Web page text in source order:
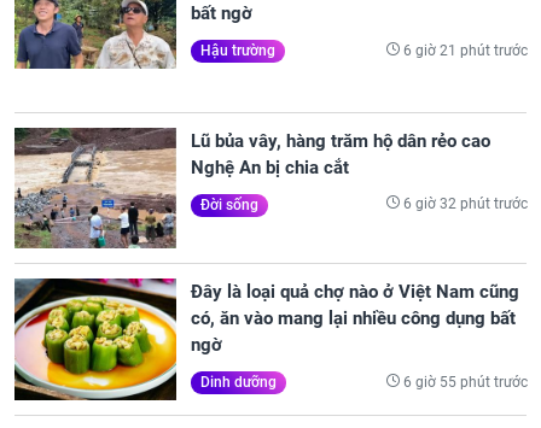
bất ngờ
Hậu trường 6 giờ 21 phút trước
Lũ bủa vây, hàng trăm hộ dân rẻo cao
Nghệ An bị chia cắt
Đời sống 6 giờ 32 phút trước
Đây là loại quả chợ nào ở Việt Nam cũng
có, ăn vào mang lại nhiều công dụng bất
ngờ
Dinh dưỡng 6 giờ 55 phút trước